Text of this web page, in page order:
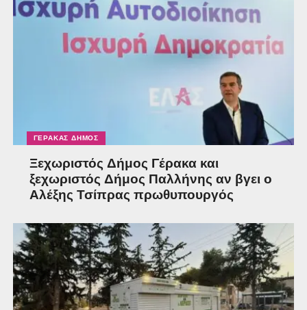
ΓΈΡΑΚΑΣ ΔΉΜΟΣ
Ξεχωριστός Δήμος Γέρακα και
ξεχωριστός Δήμος Παλλήνης αν βγει ο
Αλέξης Τσίπρας πρωθυπουργός